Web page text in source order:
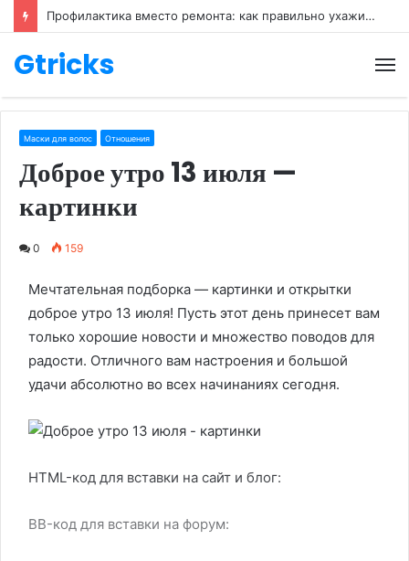
Профилактика вместо ремонта: как правильно ухаживать за обувью
Gtricks
Маски для волос Отношения
Доброе утро 13 июля —
картинки
0 159
Мечтательная подборка — картинки и открытки
доброе утро 13 июля! Пусть этот день принесет вам
только хорошие новости и множество поводов для
радости. Отличного вам настроения и большой
удачи абсолютно во всех начинаниях сегодня.
HTML-код для вставки на сайт и блог:
BB-код для вставки на форум: